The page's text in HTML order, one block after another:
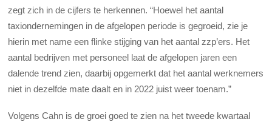
zegt zich in de cijfers te herkennen. “Hoewel het aantal
taxiondernemingen in de afgelopen periode is gegroeid, zie je
hierin met name een flinke stijging van het aantal zzp’ers. Het
aantal bedrijven met personeel laat de afgelopen jaren een
dalende trend zien, daarbij opgemerkt dat het aantal werknemers
niet in dezelfde mate daalt en in 2022 juist weer toenam.”
Volgens Cahn is de groei goed te zien na het tweede kwartaal